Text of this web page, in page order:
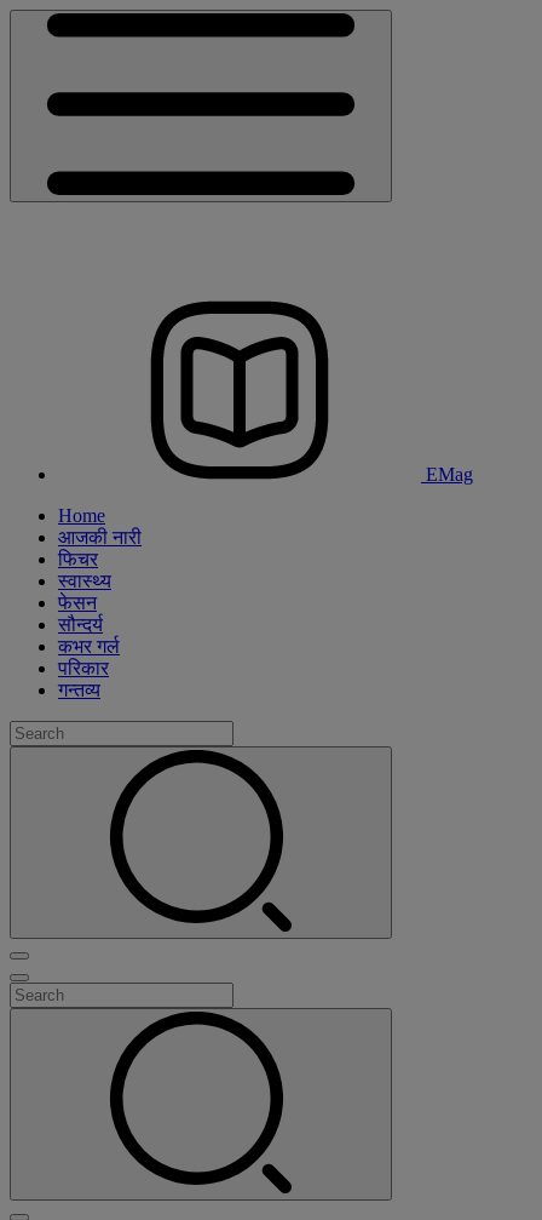
EMag
Home
आजकी नारी
फिचर
स्वास्थ्य
फेसन
सौन्दर्य
कभर गर्ल
परिकार
गन्तव्य